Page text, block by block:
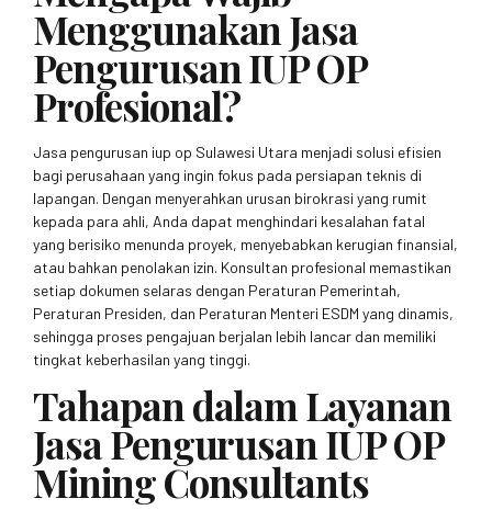
Menggunakan Jasa
Pengurusan IUP OP
Profesional?
Jasa pengurusan iup op Sulawesi Utara menjadi solusi efisien
bagi perusahaan yang ingin fokus pada persiapan teknis di
lapangan. Dengan menyerahkan urusan birokrasi yang rumit
kepada para ahli, Anda dapat menghindari kesalahan fatal
yang berisiko menunda proyek, menyebabkan kerugian finansial,
atau bahkan penolakan izin. Konsultan profesional memastikan
setiap dokumen selaras dengan Peraturan Pemerintah,
Peraturan Presiden, dan Peraturan Menteri ESDM yang dinamis,
sehingga proses pengajuan berjalan lebih lancar dan memiliki
tingkat keberhasilan yang tinggi.
Tahapan dalam Layanan
Jasa Pengurusan IUP OP
Mining Consultants